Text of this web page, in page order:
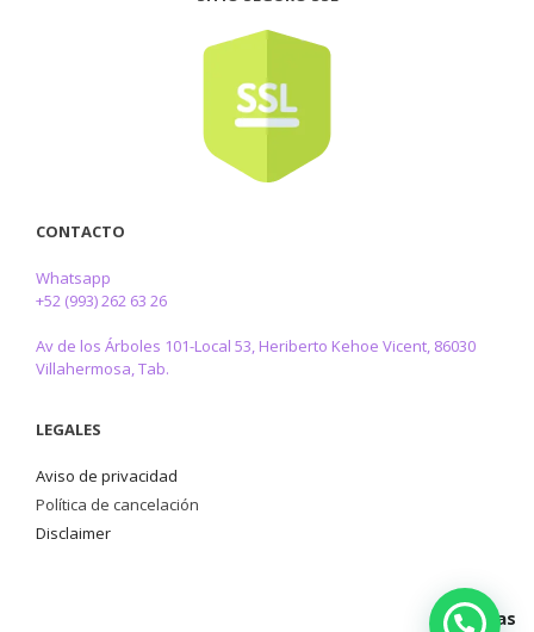
CONTACTO
Whatsapp
+52 (993) 262 63 26
Av de los Árboles 101-Local 53, Heriberto Kehoe Vicent, 86030
Villahermosa, Tab.
LEGALES
Aviso de privacidad
Política de cancelación
Disclaimer
Mis Citas